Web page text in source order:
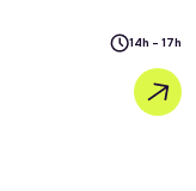
14h - 17h